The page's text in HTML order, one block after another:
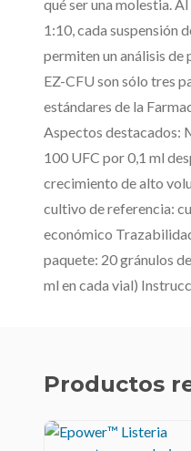
qué ser una molestia.
1:10, cada suspensión
permiten un análisis
EZ-CFU son sólo tres
estándares de la
Aspectos destacados:
100 UFC por 0,1 ml
crecimiento de alto
cultivo de referencia:
económico
paquete: 20 gránulos
ml en cada vial)
Productos